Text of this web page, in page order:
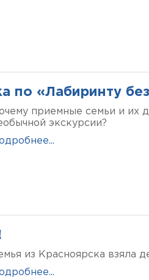
по «Лабиринту
приемные семьи и их
экскурсии?
из Красноярска взяла